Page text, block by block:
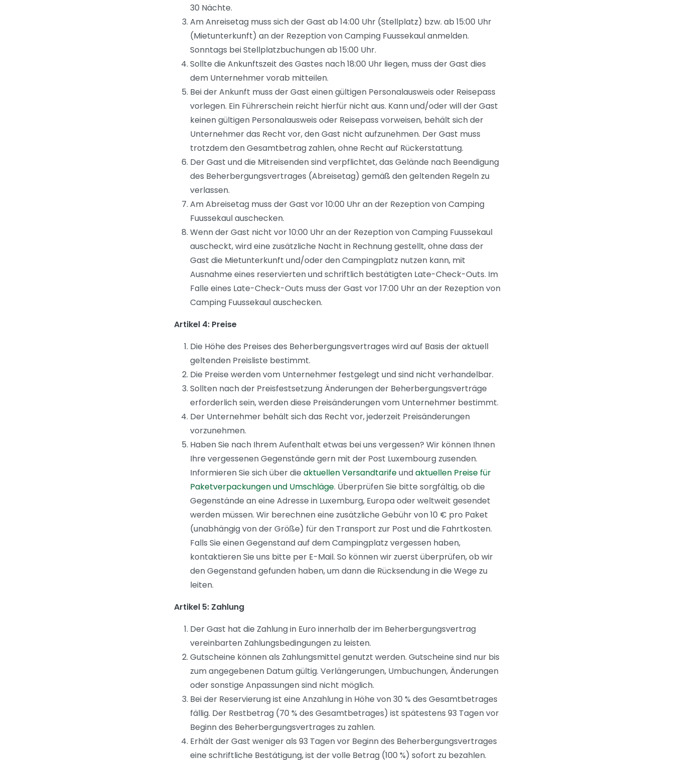
30 Nächte.
Am Anreisetag muss sich der Gast ab 14:00 Uhr (Stellplatz) bzw. ab 15:00 Uhr
(Mietunterkunft) an der Rezeption von Camping Fuussekaul anmelden.
Sonntags bei Stellplatzbuchungen ab 15:00 Uhr.
Sollte die Ankunftszeit des Gastes nach 18:00 Uhr liegen, muss der Gast dies
dem Unternehmer vorab mitteilen.
Bei der Ankunft muss der Gast einen gültigen Personalausweis oder Reisepass
vorlegen. Ein Führerschein reicht hierfür nicht aus. Kann und/oder will der Gast
keinen gültigen Personalausweis oder Reisepass vorweisen, behält sich der
Unternehmer das Recht vor, den Gast nicht aufzunehmen. Der Gast muss
trotzdem den Gesamtbetrag zahlen, ohne Recht auf Rückerstattung.
Der Gast und die Mitreisenden sind verpflichtet, das Gelände nach Beendigung
des Beherbergungsvertrages (Abreisetag) gemäß den geltenden Regeln zu
verlassen.
Am Abreisetag muss der Gast vor 10:00 Uhr an der Rezeption von Camping
Fuussekaul auschecken.
Wenn der Gast nicht vor 10:00 Uhr an der Rezeption von Camping Fuussekaul
auscheckt, wird eine zusätzliche Nacht in Rechnung gestellt, ohne dass der
Gast die Mietunterkunft und/oder den Campingplatz nutzen kann, mit
Ausnahme eines reservierten und schriftlich bestätigten Late-Check-Outs. Im
Falle eines Late-Check-Outs muss der Gast vor 17:00 Uhr an der Rezeption von
Camping Fuussekaul auschecken.
Artikel 4: Preise
Die Höhe des Preises des Beherbergungsvertrages wird auf Basis der aktuell
geltenden Preisliste bestimmt.
Die Preise werden vom Unternehmer festgelegt und sind nicht verhandelbar.
Sollten nach der Preisfestsetzung Änderungen der Beherbergungsverträge
erforderlich sein, werden diese Preisänderungen vom Unternehmer bestimmt.
Der Unternehmer behält sich das Recht vor, jederzeit Preisänderungen
vorzunehmen.
Haben Sie nach Ihrem Aufenthalt etwas bei uns vergessen? Wir können Ihnen
Ihre vergessenen Gegenstände gern mit der Post Luxembourg zusenden.
Informieren Sie sich über die aktuellen Versandtarifeundaktuellen Preise für
Paketverpackungen und Umschläge. Überprüfen Sie bitte sorgfältig, ob die
Gegenstände an eine Adresse in Luxemburg, Europa oder weltweit gesendet
werden müssen. Wir berechnen eine zusätzliche Gebühr von 10 € pro Paket
(unabhängig von der Größe) für den Transport zur Post und die Fahrtkosten.
Falls Sie einen Gegenstand auf dem Campingplatz vergessen haben,
kontaktieren Sie uns bitte per E-Mail. So können wir zuerst überprüfen, ob wir
den Gegenstand gefunden haben, um dann die Rücksendung in die Wege zu
leiten.
Artikel 5: Zahlung
Der Gast hat die Zahlung in Euro innerhalb der im Beherbergungsvertrag
vereinbarten Zahlungsbedingungen zu leisten.
Gutscheine können als Zahlungsmittel genutzt werden. Gutscheine sind nur bis
zum angegebenen Datum gültig. Verlängerungen, Umbuchungen, Änderungen
oder sonstige Anpassungen sind nicht möglich.
Bei der Reservierung ist eine Anzahlung in Höhe von 30 % des Gesamtbetrages
fällig. Der Restbetrag (70 % des Gesamtbetrages) ist spätestens 93 Tagen vor
Beginn des Beherbergungsvertrages zu zahlen.
Erhält der Gast weniger als 93 Tagen vor Beginn des Beherbergungsvertrages
eine schriftliche Bestätigung, ist der volle Betrag (100 %) sofort zu bezahlen.